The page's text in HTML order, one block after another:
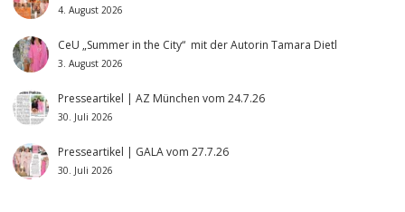
4. August 2026
CeU „Summer in the City“ mit der Autorin Tamara Dietl
3. August 2026
Presseartikel | AZ München vom 24.7.26
30. Juli 2026
Presseartikel | GALA vom 27.7.26
30. Juli 2026